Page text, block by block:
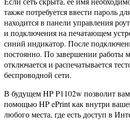
также потребуется ввести пароль
находится в панели управления
и подключения на печатающем
синий индикатор. После
постоянно. По завершении работы
отключается и распечатывается
беспроводной сети.
В будущем HP P1102w позволит
помощью HP ePrint как внутри
любого места, где есть доступ в